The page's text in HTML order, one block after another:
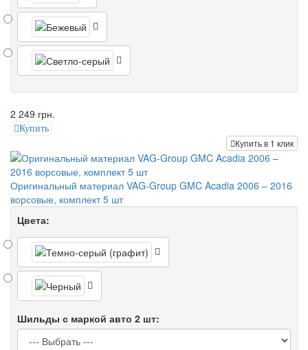
2 249 грн.
Купить
Купить в 1 клик
Оригинальный материал VAG-Group GMC Acadia 2006 – 2016
ворсовые, комплект 5 шт
Цвета:
Шильды с маркой авто 2 шт: